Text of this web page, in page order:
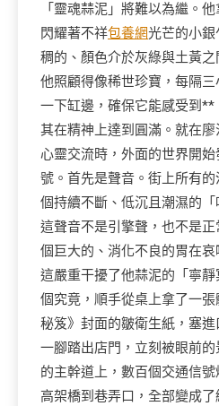
「靈魂蒜泥」將難以為繼。
閃耀著不祥包養網光芒的小
稠的、顏色介於灰綠與土黃
他照顧得像稀世珍寶，每隔
一下缸邊，確保它能感受到
其在精神上達到圓滿。就在
心靈交流時，外面的世界開
號。首先是聲音。街上所有
個持續不斷、低沉且潮濕的
這聲音不是引擎聲，也不是
個巨大的、消化不良的胃在哀
這嚴重干擾了他蒜泥的「寧
個究竟，順手從桌上拿了一
秘笈》封面的皺衛生紙，塞
一腳踏出店門，立刻被眼前
的主幹道上，數百個交通信
高架橋到巷弄口，全部變成